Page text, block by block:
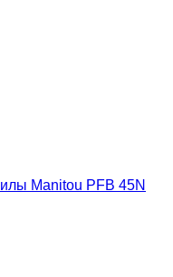
Manitou PFB 45N